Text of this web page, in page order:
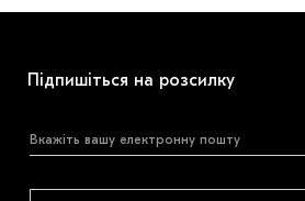
Підпишіться на розсилку